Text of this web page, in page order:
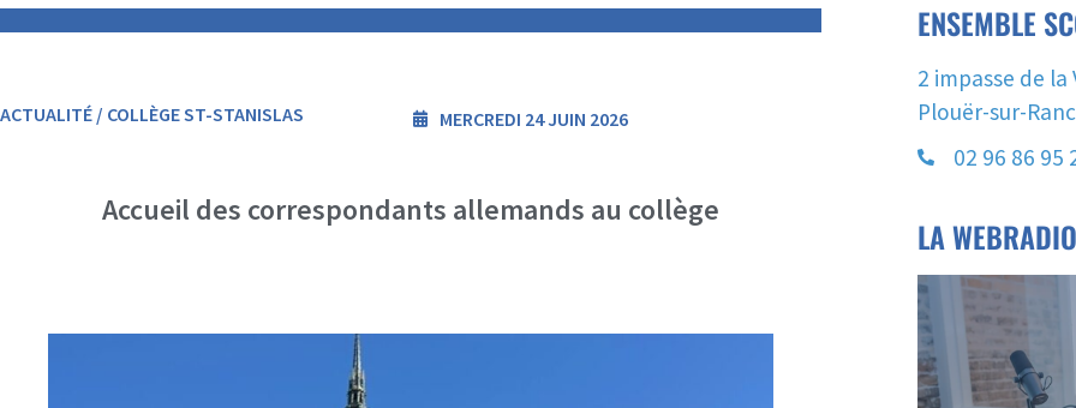
ACTUALITÉ / COLLÈGE ST-STANISLAS MERCREDI 24 JUIN 2026
Accueil des correspondants allemands au collège
ENSEMBLE
2 impasse de
Plouër-sur-
02 96 86 95
LA WEBRADIO